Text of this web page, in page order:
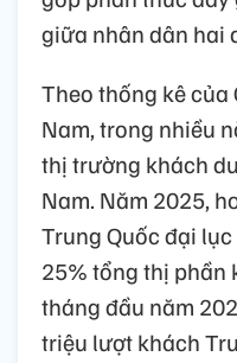
giữa nhân dân hai
Theo thống kê của
Nam, trong nhiều
thị trường khách
Nam. Năm 2025,
Trung Quốc đại
25% tổng thị phần
tháng đầu năm
triệu lượt khách